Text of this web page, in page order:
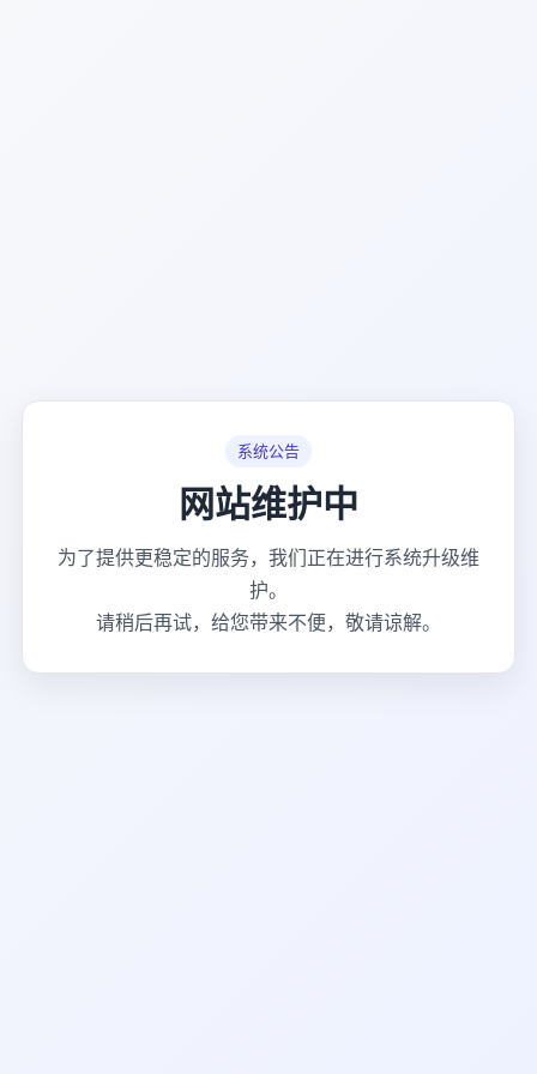
系统公告
网站维护中
为了提供更稳定的服务，我们正在进行系统升级维
护。
请稍后再试，给您带来不便，敬请谅解。